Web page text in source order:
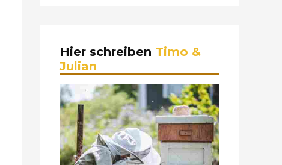
Hier schreiben Timo &
Julian